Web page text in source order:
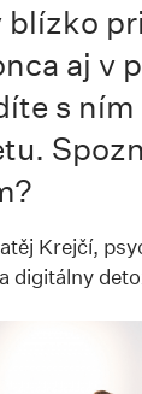
blízko
aj v
s ním
Krejčí,
digitálny